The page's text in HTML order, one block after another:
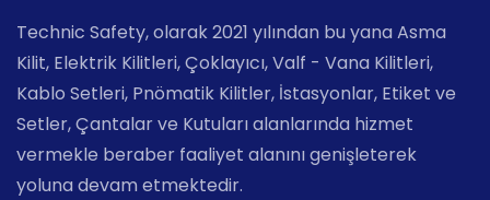
Technic Safety, olarak 2021 yılından bu yana Asma
Kilit, Elektrik Kilitleri, Çoklayıcı, Valf - Vana Kilitleri,
Kablo Setleri, Pnömatik Kilitler, İstasyonlar, Etiket ve
Setler, Çantalar ve Kutuları alanlarında hizmet
vermekle beraber faaliyet alanını genişleterek
yoluna devam etmektedir.